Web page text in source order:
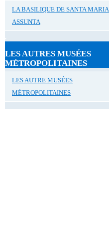
LA BASILIQUE DE SANTA MARIA
ASSUNTA
LES AUTRES MUSÉES
MÉTROPOLITAINES
LES AUTRE MUSÉES
MÉTROPOLITAINES